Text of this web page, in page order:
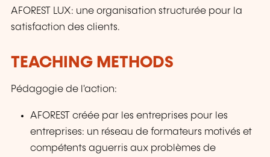
AFOREST LUX: une organisation structurée pour la
satisfaction des clients.
TEACHING METHODS
Pédagogie de l'action:
AFOREST créée par les entreprises pour les
entreprises: un réseau de formateurs motivés et
compétents aguerris aux problèmes de